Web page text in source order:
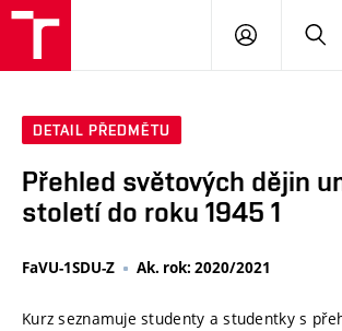
PŘIHLÁSIT
DETAIL PŘEDMĚTU
Přehled světových dějin
století do roku 1945 1
FaVU-1SDU-Z Ak. rok: 2020/2021
Kurz seznamuje studenty a studentky s